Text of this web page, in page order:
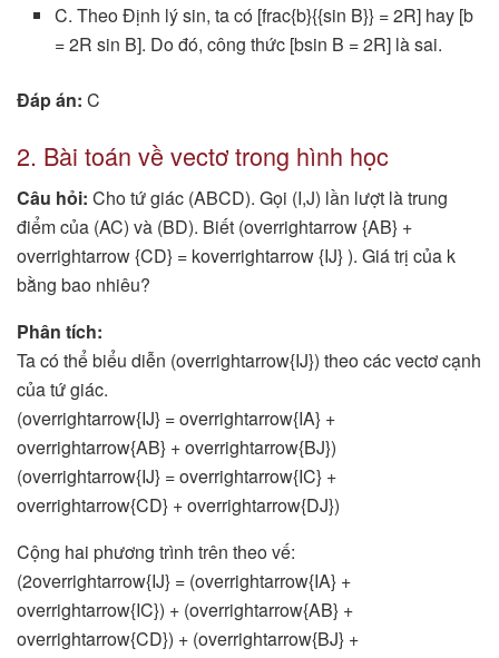
C. Theo Định lý sin, ta có [frac{b}{{sin B}} = 2R] hay [b
= 2R sin B]. Do đó, công thức [bsin B = 2R] là sai.
Đáp án: C
2. Bài toán về vectơ trong hình học
Câu hỏi: Cho tứ giác (ABCD). Gọi (I,J) lần lượt là trung
điểm của (AC) và (BD). Biết (overrightarrow {AB} +
overrightarrow {CD} = koverrightarrow {IJ} ). Giá trị của k
bằng bao nhiêu?
Phân tích:
Ta có thể biểu diễn (overrightarrow{IJ}) theo các vectơ cạnh
của tứ giác.
(overrightarrow{IJ} = overrightarrow{IA} +
overrightarrow{AB} + overrightarrow{BJ})
(overrightarrow{IJ} = overrightarrow{IC} +
overrightarrow{CD} + overrightarrow{DJ})
Cộng hai phương trình trên theo vế:
(2overrightarrow{IJ} = (overrightarrow{IA} +
overrightarrow{IC}) + (overrightarrow{AB} +
overrightarrow{CD}) + (overrightarrow{BJ} +